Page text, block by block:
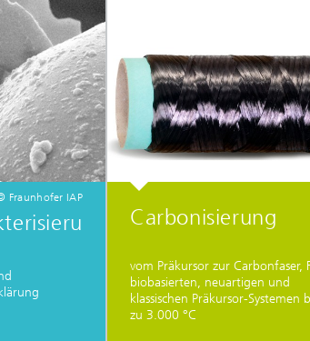
Fraunhofer IAP
Carbonisierung
vom Präkursor zur Carbonfaser,
biobasierten, neuartigen und
klassischen Präkursor-Systemen
zu 3.000 °C